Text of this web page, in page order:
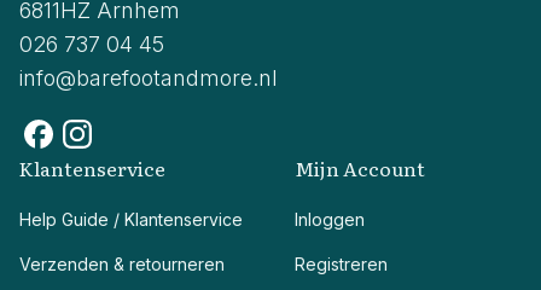
6811HZ Arnhem
026 737 04 45
info@barefootandmore.nl
Klantenservice
Help Guide / Klantenservice
Verzenden & retourneren
Mijn Account
Inloggen
Registreren